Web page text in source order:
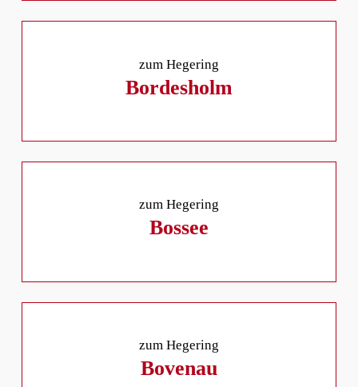
zum Hegering
Bordesholm
zum Hegering
Bossee
zum Hegering
Bovenau